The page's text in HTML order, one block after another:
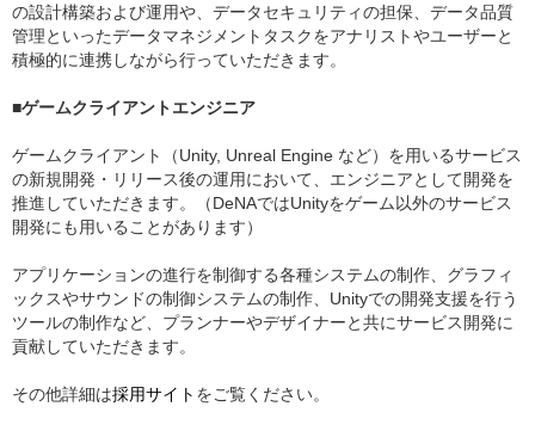
の設計構築および運用や、データセキュリティの担保、データ品質
管理といったデータマネジメントタスクをアナリストやユーザーと
積極的に連携しながら行っていただきます。
■ゲームクライアントエンジニア
ゲームクライアント（Unity, Unreal Engine など）を用いるサービス
の新規開発・リリース後の運用において、エンジニアとして開発を
推進していただきます。（DeNAではUnityをゲーム以外のサービス
開発にも用いることがあります）
アプリケーションの進行を制御する各種システムの制作、グラフィ
ックスやサウンドの制御システムの制作、Unityでの開発支援を行う
ツールの制作など、プランナーやデザイナーと共にサービス開発に
貢献していただきます。
その他詳細は採用サイト をご覧ください。